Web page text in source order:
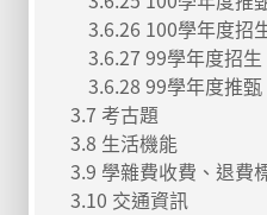
3.6.26 100學年度招
3.6.27 99學年度招生
3.6.28 99學年度推甄
3.7 考古題
3.8 生活機能
3.9 學雜費收費、退費
3.10 交通資訊